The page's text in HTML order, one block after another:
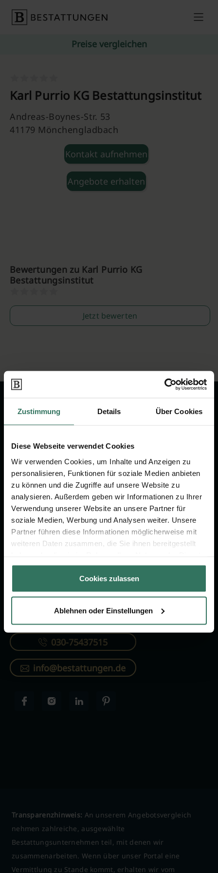
Zustimmung Details Über Cookies
Diese Webseite verwendet Cookies
Wir verwenden Cookies, um Inhalte und Anzeigen zu
personalisieren, Funktionen für soziale Medien anbieten
zu können und die Zugriffe auf unsere Website zu
analysieren. Außerdem geben wir Informationen zu Ihrer
Verwendung unserer Website an unsere Partner für
soziale Medien, Werbung und Analysen weiter. Unsere
Partner führen diese Informationen möglicherweise mit
weiteren Daten zusammen, die Sie ihnen bereitgestellt
gesammelt haben.
Cookies zulassen
Ablehnen oder Einstellungen
Preise vergleichen
Karl Purrio KG Bestattungsinstitut
Andreas-Boynes-Str. 53
41179 Mönchengladbach
Kontakt aufnehmen
Angebote erhalten
Bewertungen zu Karl Purrio KG
Bestattungsinstitut
Jetzt bewerten
Wir sind Ihr Ansprechpartner rund
um das Thema Bestattung &
Jetzt beraten lassen
FÜR SIE
Vergleich
FÜR BESTATTER
Online-Portal
030-75437515
info@bestattungen.de
Transparenzhinweis: An unserem Angebotsvergleich
nehmen zahlreiche, ausgewählte
Bestattungsunternehmen teil, mit denen wir
zusammenarbeiten. Wenn über unser Portal eine
Vermittlung zu Stande kommt, erhalten wir vom